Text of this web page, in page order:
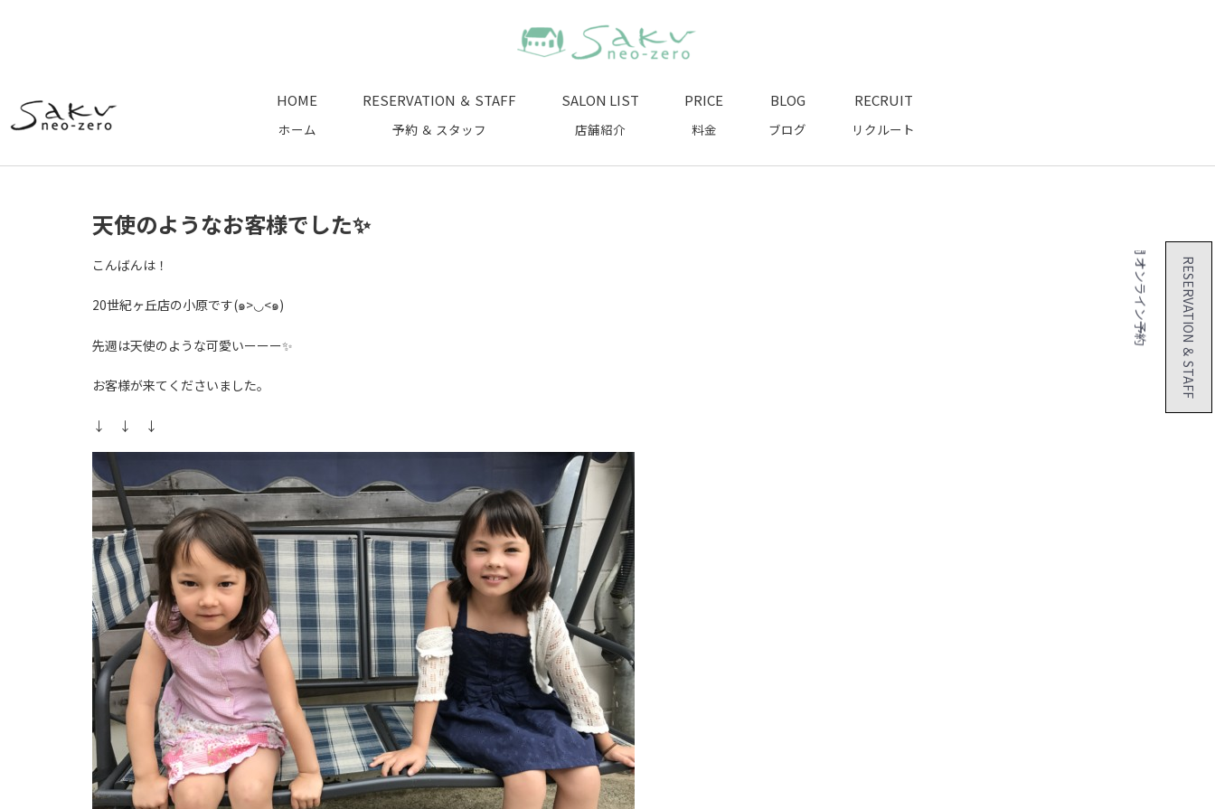
HOME
ホーム
RESERVATION ＆ STAFF
予約 ＆ スタッフ
SALON LIST
店舗紹介
PRICE
料金
BLOG
ブログ
RECRUIT
リクルート
天使のようなお客様でした✨
こんばんは！
20世紀ヶ丘店の小原です(๑>◡<๑)
先週は天使のような可愛いーーー✨
お客様が来てくださいました。
↓ ↓ ↓
RESERVATION ＆ STAFF
２４時間 オンライン予約